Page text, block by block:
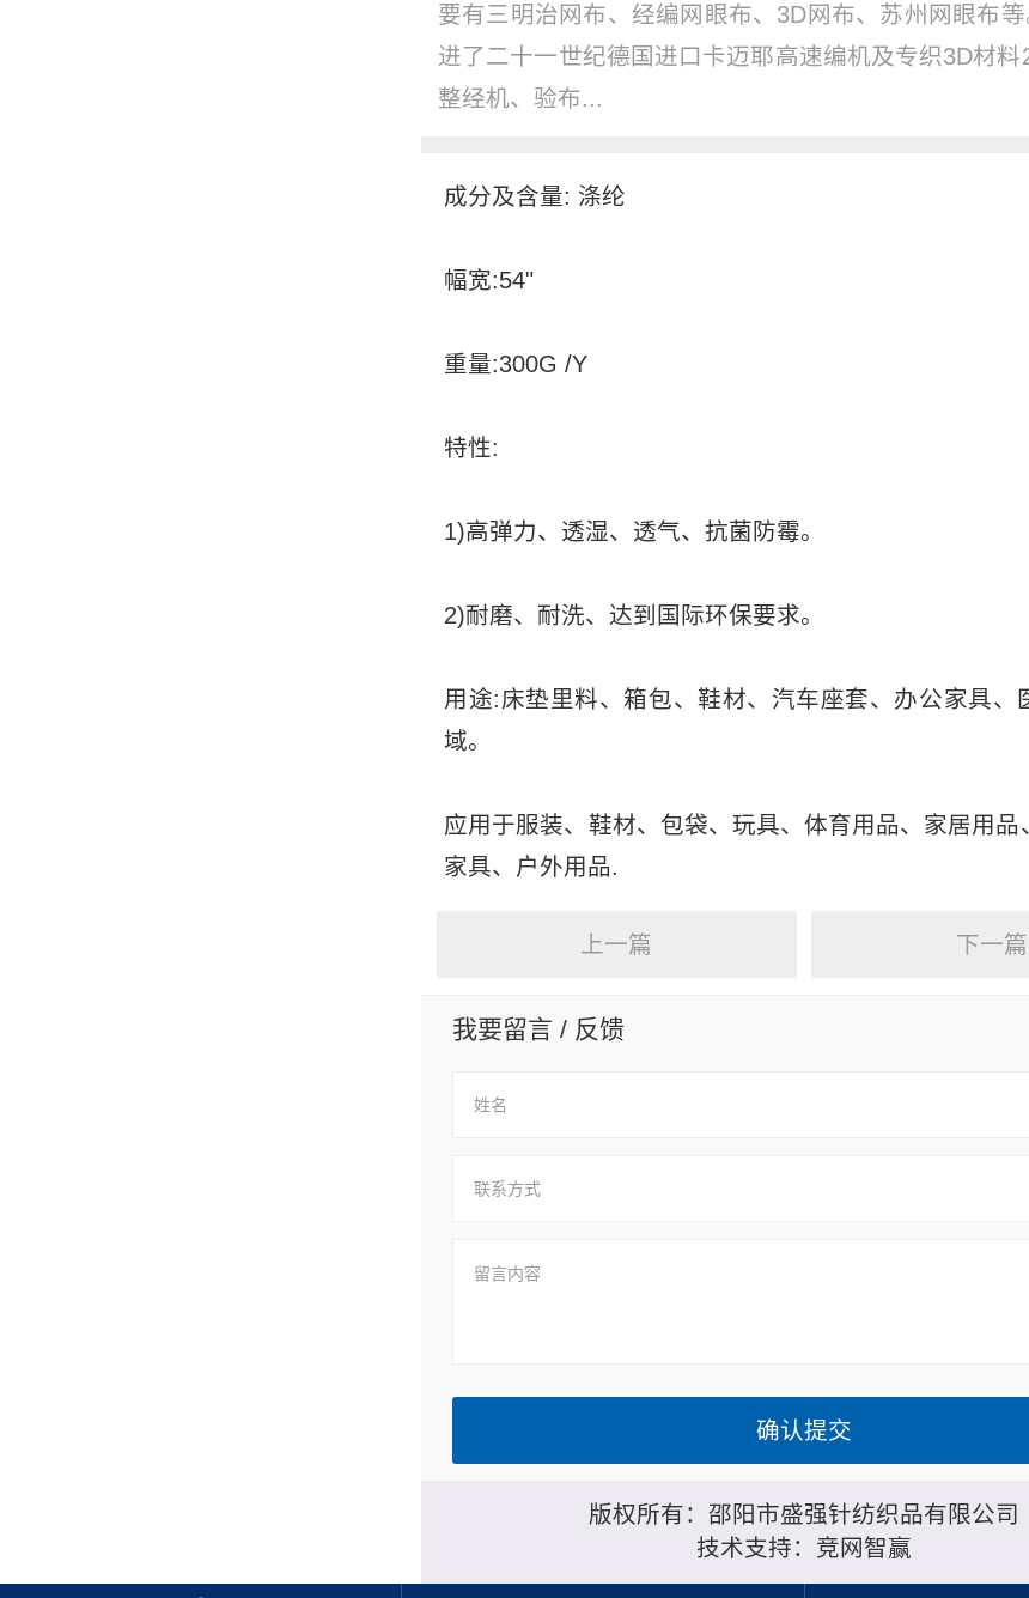
要有三明治网布、经编网眼布、3D网布、苏州网眼布等
进了二十一世纪德国进口卡迈耶高速编机及专织3D材料
整经机、验布...
成分及含量: 涤纶
幅宽:54"
重量:300G /Y
特性:
1)高弹力、透湿、透气、抗菌防霉。
2)耐磨、耐洗、达到国际环保要求。
用途:床垫里料、箱包、鞋材、汽车座套、办公家具、
域。
应用于服装、鞋材、包袋、玩具、体育用品、家居用品
家具、户外用品.
上一篇 下一篇
我要留言 / 反馈
版权所有：邵阳市盛强针纺织品有限公司
技术支持： 竞网智赢